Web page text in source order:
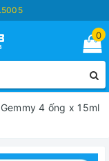
0
4 ống x 15ml